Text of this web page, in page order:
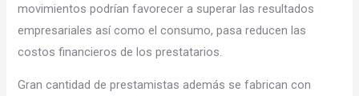
movimientos podrían favorecer a superar las resultados
empresariales así­ como el consumo, pasa reducen las
costos financieros de los prestatarios.
Gran cantidad de prestamistas además se fabrican con